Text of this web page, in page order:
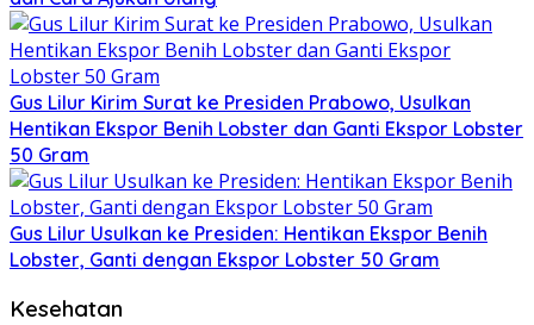
Gus Lilur Kirim Surat ke Presiden Prabowo, Usulkan
Hentikan Ekspor Benih Lobster dan Ganti Ekspor Lobster
50 Gram
Gus Lilur Usulkan ke Presiden: Hentikan Ekspor Benih
Lobster, Ganti dengan Ekspor Lobster 50 Gram
Kesehatan